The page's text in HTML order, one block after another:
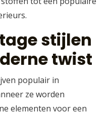
stijlen
twist
populair in
ze worden
elementen voor een